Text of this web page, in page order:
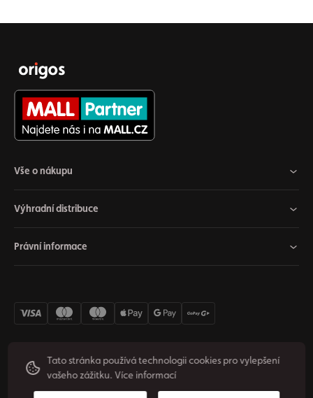
Vše o nákupu
Výhradní distribuce
Právní informace
Nastavení cookies Odstoupit od smlouvy
Tato stránka používá technologii cookies pro vylepšení
vašeho zážitku.Více informací